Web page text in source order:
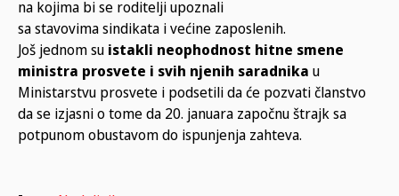
na kojima bi se roditelji upoznali
sa stavovima sindikata i većine zaposlenih.
Još jednom su istakli neophodnost hitne smene
ministra prosvete i svih njenih saradnika u
Ministarstvu prosvete i podsetili da će pozvati članstvo
da se izjasni o tome da 20. januara započnu štrajk sa
potpunom obustavom do ispunjenja zahteva.